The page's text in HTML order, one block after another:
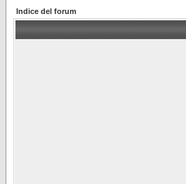
Indice del forum